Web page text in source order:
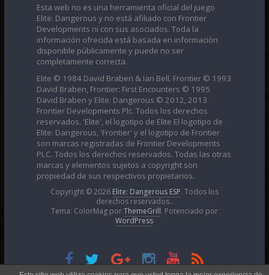
Esta web no es una herramienta oficial del juego
Elite: Dangerous y no está afiliado con Frontier
Developments ni con sus asociados. Toda la
información ofrecida está basada en información
disponible públicamente y puede no ser
completamente correcta.
Elite © 1984 David Braben & Ian Bell. Frontier © 1993
David Braben, Frontier: First Encounters © 1995
David Braben y Elite: Dangerous © 2012, 2013
Frontier Developments Plc. Todos los derechos
reservados. 'Elite', el logotipo de Elite El logotipo de
Elite: Dangerous, 'Frontier' y el logotipo de Frontier
son marcas registradas de Frontier Developments
PLC. Todos los derechos reservados. Todas las otras
marcas y elementos sujetos a copyright son
propiedad de sus respectivos propietarios.
Copyright © 2026 Elite: Dangerous ESP. Todos los
derechos reservados..
Tema: ColorMag porThemeGrill. Potenciado por
WordPress